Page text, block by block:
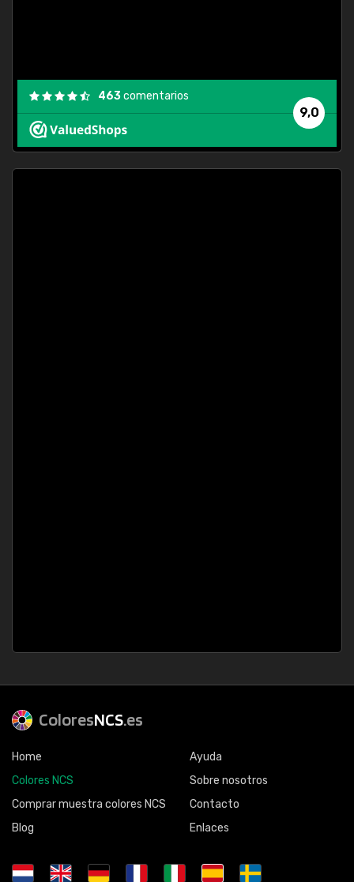
9,0
463comentarios
ColoresNCS.es
Home
Colores NCS
Comprar muestra colores NCS
Blog
Ayuda
Sobre nosotros
Contacto
Enlaces